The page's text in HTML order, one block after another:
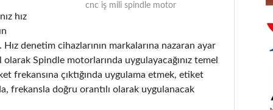
cnc iş mili spindle motor
hız
denetim cihazlarının markalarına nazaran ayar
Spindle motorlarında uygulayacağınız temel
frekansına çıktığında uygulama etmek, etiket
frekansla doğru orantılı olarak uygulanacak